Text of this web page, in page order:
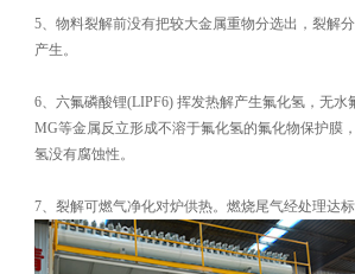
5、物料裂解前没有把较大金属重物分选出，裂解
产生。
6、六氟磷酸锂(LIPF6) 挥发热解产生氟化氢，无水
MG等金属反立形成不溶于氟化氢的氟化物保护膜
氢没有腐蚀性。
7、裂解可燃气净化对炉供热。燃烧尾气经处理达标